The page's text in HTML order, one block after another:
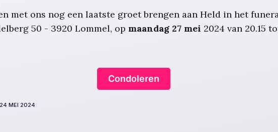
met ons nog een laatste groet brengen aan Held in het
50 - 3920 Lommel, op maandag 27 mei 2024 van 20.15
Condoleren
24 MEI 2024